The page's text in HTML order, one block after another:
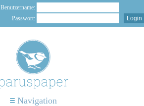
Benutzername:
Passwort:
Navigation